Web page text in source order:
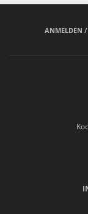
ANMELDEN /